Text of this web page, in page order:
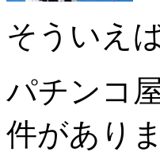
そういえ
パチンコ
件があり